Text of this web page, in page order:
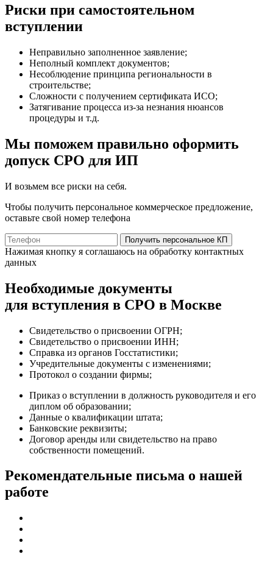
Риски при самостоятельном
вступлении
Неправильно заполненное заявление;
Неполный комплект документов;
Несоблюдение принципа региональности в
строительстве;
Сложности с получением сертификата ИСО;
Затягивание процесса из-за незнания нюансов
процедуры и т.д.
Мы поможем правильно оформить
допуск СРО для ИП
И возьмем все риски на себя.
Чтобы получить персональное коммерческое предложение,
оставьте свой номер телефона
Получить персональное КП
Нажимая кнопку я соглашаюсь на обработку контактных
данных
Необходимые документы
для вступления в СРО в Москве
Свидетельство о присвоении ОГРН;
Свидетельство о присвоении ИНН;
Справка из органов Госстатистики;
Учредительные документы с изменениями;
Протокол о создании фирмы;
Приказ о вступлении в должность руководителя и его
диплом об образовании;
Данные о квалификации штата;
Банковские реквизиты;
Договор аренды или свидетельство на право
собственности помещений.
Рекомендательные письма о нашей
работе